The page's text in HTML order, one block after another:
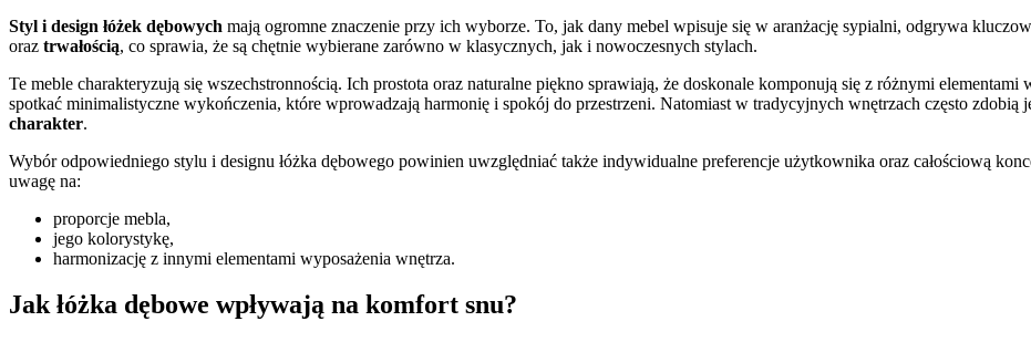
Styl i design łóżek dębowych mają ogromne znaczenie przy ich wyborze. To, jak dany mebel wpisuje się w aranżację sypialni, odgrywa
oraz trwałością, co sprawia, że są chętnie wybierane zarówno w klasycznych, jak i nowoczesnych stylach.
Te meble charakteryzują się wszechstronnością. Ich prostota oraz naturalne piękno sprawiają, że doskonale komponują się z różnymi
spotkać minimalistyczne wykończenia, które wprowadzają harmonię i spokój do przestrzeni. Natomiast w tradycyjnych wnętrzach często zdobią
charakter.
Wybór odpowiedniego stylu i designu łóżka dębowego powinien uwzględniać także indywidualne preferencje użytkownika oraz całościową
uwagę na:
proporcje mebla,
jego kolorystykę,
harmonizację z innymi elementami wyposażenia wnętrza.
Jak łóżka dębowe wpływają na komfort snu?